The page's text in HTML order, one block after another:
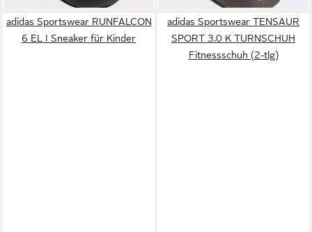
adidas Sportswear RUNFALCON
6 EL I Sneaker für Kinder
adidas Sportswear TENSAUR
SPORT 3.0 K TURNSCHUH
Fitnessschuh (2-tlg)